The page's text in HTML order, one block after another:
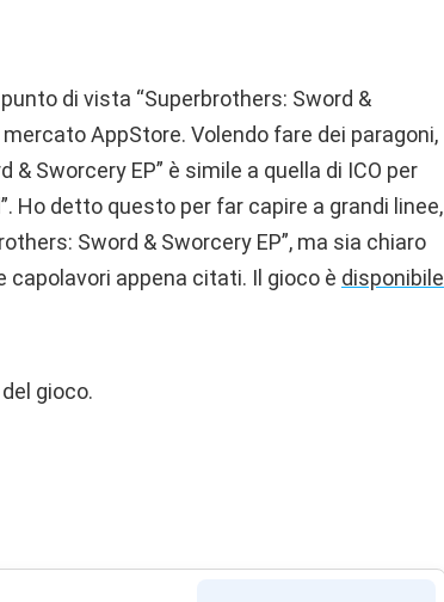
di vista “Superbrothers: Sword &
AppStore. Volendo fare dei paragoni,
Sworcery EP” è simile a quella di ICO per
Ho detto questo per far capire a grandi linee,
Sword & Sworcery EP”, ma sia chiaro
appena citati. Il gioco è disponibile
gioco.